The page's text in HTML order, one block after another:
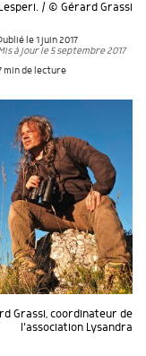
/ © Gérard Grassi
le 1 juin 2017
à jour le 5 septembre 2017
min de lecture
Grassi, coordinateur de
l'association Lysandra